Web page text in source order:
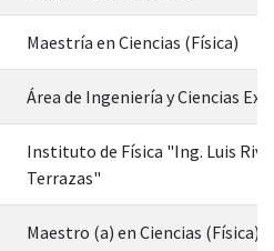
Maestría en Ciencias (Física)
Área de Ingeniería y Ciencias
Instituto de Física "Ing. Luis
Terrazas"
Maestro (a) en Ciencias (Física)